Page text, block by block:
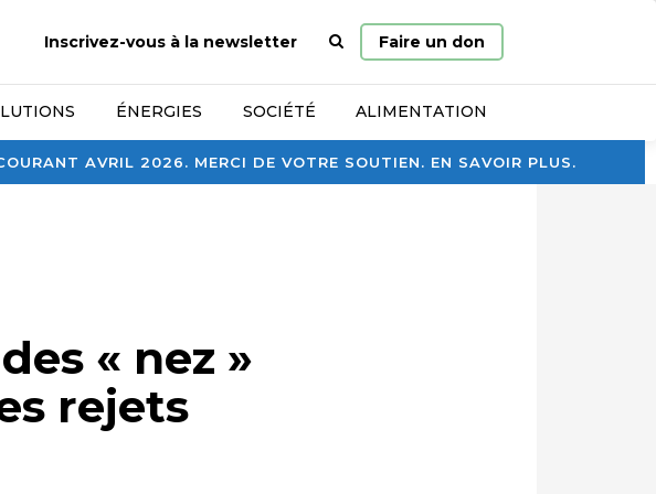
AVRIL 2026. MERCI DE VOTRE SOUTIEN. EN SAVOIR PLUS.
Inscrivez-vous à la newsletter
Page
d’accueil
Faire un don
ÉNERGIES SOCIÉTÉ ALIMENTATION
« nez »
rejets